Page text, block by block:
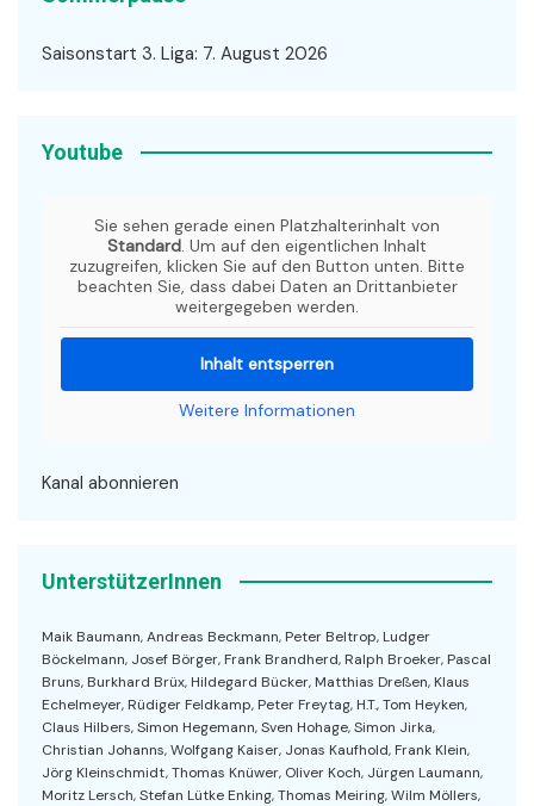
Saisonstart 3. Liga: 7. August 2026
Youtube
Sie sehen gerade einen Platzhalterinhalt von
Standard. Um auf den eigentlichen Inhalt
zuzugreifen, klicken Sie auf den Button unten. Bitte
beachten Sie, dass dabei Daten an Drittanbieter
weitergegeben werden.
Inhalt entsperren
Weitere Informationen
Kanal abonnieren
UnterstützerInnen
Maik Baumann, Andreas Beckmann, Peter Beltrop, Ludger
Böckelmann, Josef Börger, Frank Brandherd, Ralph Broeker, Pascal
Bruns, Burkhard Brüx, Hildegard Bücker, Matthias Dreßen, Klaus
Echelmeyer, Rüdiger Feldkamp, Peter Freytag, H.T., Tom Heyken,
Claus Hilbers, Simon Hegemann, Sven Hohage, Simon Jirka,
Christian Johanns, Wolfgang Kaiser, Jonas Kaufhold, Frank Klein,
Jörg Kleinschmidt, Thomas Knüwer, Oliver Koch, Jürgen Laumann,
Moritz Lersch, Stefan Lütke Enking, Thomas Meiring, Wilm Möllers,